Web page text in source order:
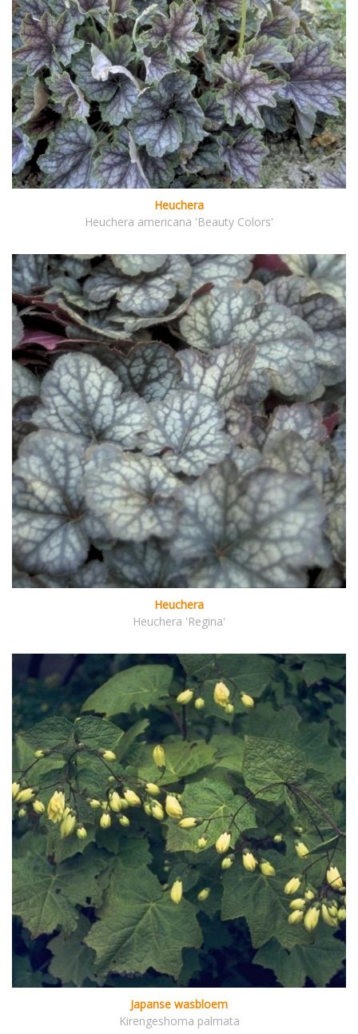
Heuchera
Heuchera americana 'Beauty Colors'
Heuchera
Heuchera 'Regina'
Japanse wasbloem
Kirengeshoma palmata